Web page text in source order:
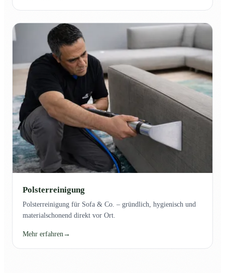
Polsterreinigung
Polsterreinigung für Sofa & Co. – gründlich, hygienisch und
materialschonend direkt vor Ort.
Mehr erfahren→